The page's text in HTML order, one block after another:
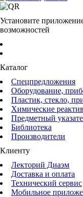
Установите
возможностей
Каталог
Спецпредложения
Оборудование,
Пластик, стекло,
Химические
Предметный
Библиотека
Производители
Клиенту
Лекторий Диаэм
Доставка и оплата
Технический сервис
Мобильное